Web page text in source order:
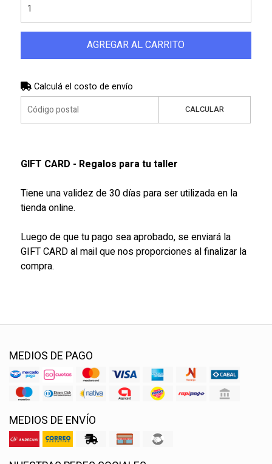
AGREGAR AL CARRITO
Calculá el costo de envío
CALCULAR
GIFT CARD - Regalos para tu taller
Tiene una validez de 30 días para ser utilizada en la
tienda online.
Luego de que tu pago sea aprobado, se enviará la
GIFT CARD al mail que nos proporciones al finalizar la
compra.
MEDIOS DE PAGO
MEDIOS DE ENVÍO